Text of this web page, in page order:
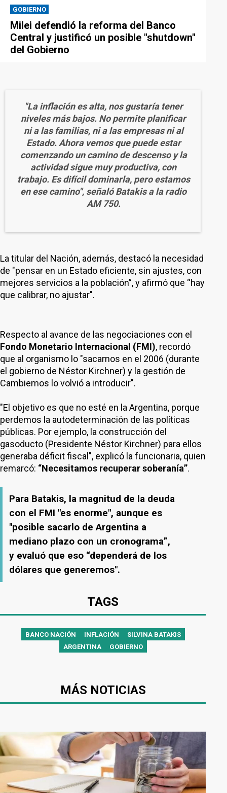
GOBIERNO
Milei defendió la reforma del Banco
Central y justificó un posible "shutdown"
del Gobierno
"La inflación es alta, nos gustaría tener
niveles más bajos. No permite planificar
ni a las familias, ni a las empresas ni al
Estado. Ahora vemos que puede estar
comenzando un camino de descenso y la
actividad sigue muy productiva, con
trabajo. Es difícil dominarla, pero estamos
en ese camino", señaló Batakis a la radio
AM 750.
La titular del Nación, además, destacó la necesidad
de "pensar en un Estado eficiente, sin ajustes, con
mejores servicios a la población”, y afirmó que “hay
que calibrar, no ajustar".
Respecto al avance de las negociaciones con el
Fondo Monetario Internacional (FMI), recordó
que al organismo lo "sacamos en el 2006 (durante
el gobierno de Néstor Kirchner) y la gestión de
Cambiemos lo volvió a introducir".
"El objetivo es que no esté en la Argentina, porque
perdemos la autodeterminación de las políticas
públicas. Por ejemplo, la construcción del
gasoducto (Presidente Néstor Kirchner) para ellos
generaba déficit fiscal", explicó la funcionaria, quien
remarcó: “Necesitamos recuperar soberanía”.
Para Batakis, la magnitud de la deuda
con el FMI "es enorme", aunque es
"posible sacarlo de Argentina a
mediano plazo con un cronograma”,
y evaluó que eso “dependerá de los
dólares que generemos".
TAGS
BANCO NACIÓN INFLACIÓN
SILVINA BATAKIS
ARGENTINA
GOBIERNO
MÁS NOTICIAS